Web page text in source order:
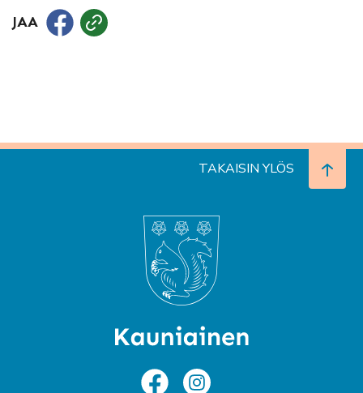
JAA
TAKAISIN YLÖS